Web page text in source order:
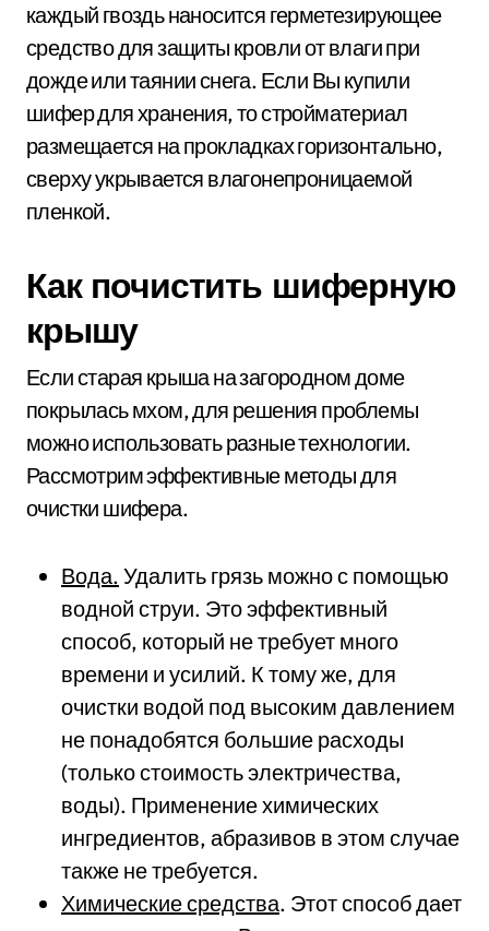
каждый гвоздь наносится герметезирующее
средство для защиты кровли от влаги при
дожде или таянии снега. Если Вы купили
шифер для хранения, то стройматериал
размещается на прокладках горизонтально,
сверху укрывается влагонепроницаемой
пленкой.
Как почистить шиферную
крышу
Если старая крыша на загородном доме
покрылась мхом, для решения проблемы
можно использовать разные технологии.
Рассмотрим эффективные методы для
очистки шифера.
Вода. Удалить грязь можно с помощью
водной струи. Это эффективный
способ, который не требует много
времени и усилий. К тому же, для
очистки водой под высоким давлением
не понадобятся большие расходы
(только стоимость электричества,
воды). Применение химических
ингредиентов, абразивов в этом случае
также не требуется.
Химические средства. Этот способ дает